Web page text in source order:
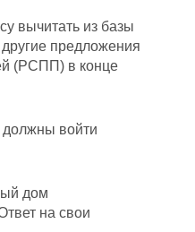
вычитать из базы
предложения
(РСПП) в конце
войти
дом
на свои